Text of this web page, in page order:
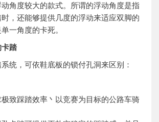
角度较大的款式。所谓的浮动角度是指
，还能够提供几度的浮动来适应双脚的
一角度的卡死。
踏
统，可依鞋底板的锁付孔洞来区别：
致踩踏效率丶以竞赛为目标的公路车骑